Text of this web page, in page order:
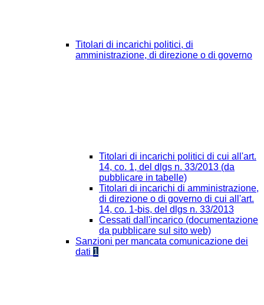
Titolari di incarichi politici, di
amministrazione, di direzione o di governo
Titolari di incarichi politici di cui all'art.
14, co. 1, del dlgs n. 33/2013 (da
pubblicare in tabelle)
Titolari di incarichi di amministrazione,
di direzione o di governo di cui all'art.
14, co. 1-bis, del dlgs n. 33/2013
Cessati dall'incarico (documentazione
da pubblicare sul sito web)
Sanzioni per mancata comunicazione dei
dati 1